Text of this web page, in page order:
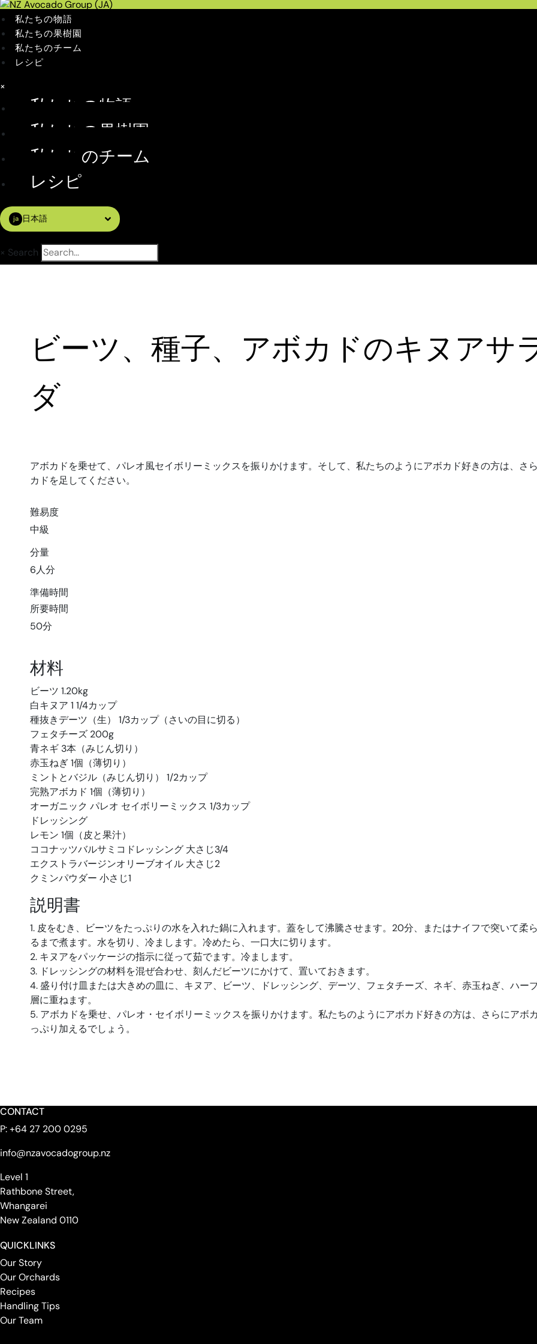
私たちの物語
私たちの果樹園
私たちのチーム
レシピ
×
私たちの物語
私たちの果樹園
私たちのチーム
レシピ
ja 日本語
× Search
ビーツ、種子、アボカドのキヌアサ
ダ
アボカドを乗せて、パレオ風セイボリーミックスを振りかけます。そして、私たちのようにアボカド好きの方は、さ
カドを足してください。
難易度
中級
分量
6人分
準備時間
所要時間
50分
材料
ビーツ 1.20kg
白キヌア 1 1/4カップ
種抜きデーツ（生） 1/3カップ（さいの目に切る）
フェタチーズ 200g
青ネギ 3本（みじん切り）
赤玉ねぎ 1個（薄切り）
ミントとバジル（みじん切り） 1/2カップ
完熟アボカド 1個（薄切り）
オーガニック パレオ セイボリーミックス 1/3カップ
ドレッシング
レモン 1個（皮と果汁）
ココナッツバルサミコドレッシング 大さじ3/4
エクストラバージンオリーブオイル 大さじ2
クミンパウダー 小さじ1
説明書
1. 皮をむき、ビーツをたっぷりの水を入れた鍋に入れます。蓋をして沸騰させます。20分、またはナイフで突いて柔
るまで煮ます。水を切り、冷まします。冷めたら、一口大に切ります。
2. キヌアをパッケージの指示に従って茹でます。冷まします。
3. ドレッシングの材料を混ぜ合わせ、刻んだビーツにかけて、置いておきます。
4. 盛り付け皿または大きめの皿に、キヌア、ビーツ、ドレッシング、デーツ、フェタチーズ、ネギ、赤玉ねぎ、ハー
層に重ねます。
5. アボカドを乗せ、パレオ・セイボリーミックスを振りかけます。私たちのようにアボカド好きの方は、さらにアボ
っぷり加えるでしょう。
CONTACT
P:+64 27 200 0295
info@nzavocadogroup.nz
Level 1
Rathbone Street,
Whangarei
New Zealand 0110
QUICKLINKS
Our Story
Our Orchards
Recipes
Handling Tips
Our Team